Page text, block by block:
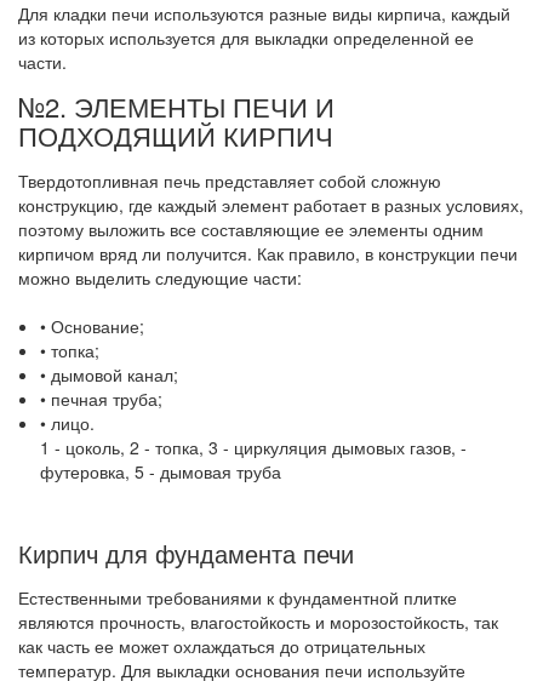
Для кладки печи используются разные виды кирпича, каждый
из которых используется для выкладки определенной ее
части.
№2. ЭЛЕМЕНТЫ ПЕЧИ И
ПОДХОДЯЩИЙ КИРПИЧ
Твердотопливная печь представляет собой сложную
конструкцию, где каждый элемент работает в разных условиях,
поэтому выложить все составляющие ее элементы одним
кирпичом вряд ли получится. Как правило, в конструкции печи
можно выделить следующие части:
• Основание;
• топка;
• дымовой канал;
• печная труба;
• лицо.
1 - цоколь, 2 - топка, 3 - циркуляция дымовых газов, -
футеровка, 5 - дымовая труба
Кирпич для фундамента печи
Естественными требованиями к фундаментной плитке
являются прочность, влагостойкость и морозостойкость, так
как часть ее может охлаждаться до отрицательных
температур. Для выкладки основания печи используйте